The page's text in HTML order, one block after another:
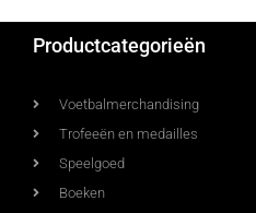
Productcategorieën
Voetbalmerchandising
Trofeeën en medailles
Speelgoed
Boeken